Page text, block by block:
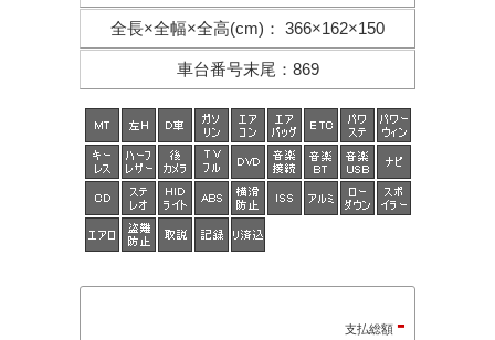
全長×全幅×全高(cm) ： 366×162×150
車台番号末尾 ： 869
支払総額 -